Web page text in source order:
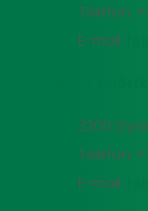
Telefon:
E-mail:
MATE
3200
Telefon:
E-mail: